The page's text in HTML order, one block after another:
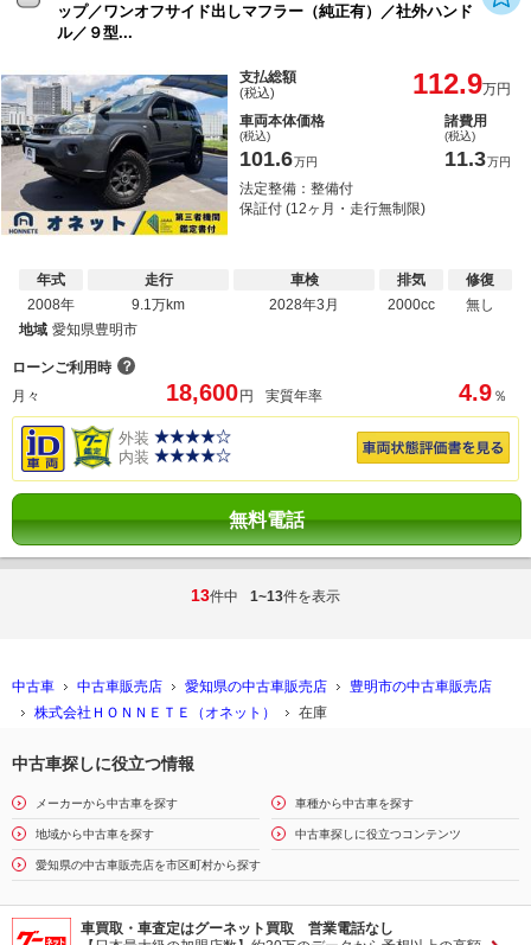
ップ／ワンオフサイド出しマフラー（純正有）／社外ハンド
ル／９型...
支払総額
(税込) 112.9万円
車両本体価格
(税込)
101.6万円
諸費用
(税込)
11.3万円
法定整備：整備付
保証付 (12ヶ月・走行無制限)
年式
2008年
走行
9.1万km
車検
2028年3月
排気
2000cc
修復
無し
地域 愛知県豊明市
ローンご利用時 ？
月々
18,600円 実質年率 4.9 ％
外装
内装
無料電話
13件中 1~13件を表示
中古車 中古車販売店 愛知県の中古車販売店
豊明市の中古車販売店
株式会社ＨＯＮＮＥＴＥ（オネット）
在庫
中古車探しに役立つ情報
メーカーから中古車を探す 車種から中古車を探す
地域から中古車を探す 中古車探しに役立つコンテンツ
愛知県の中古車販売店を市区町村から探す
車買取・車査定はグーネット買取 営業電話なし